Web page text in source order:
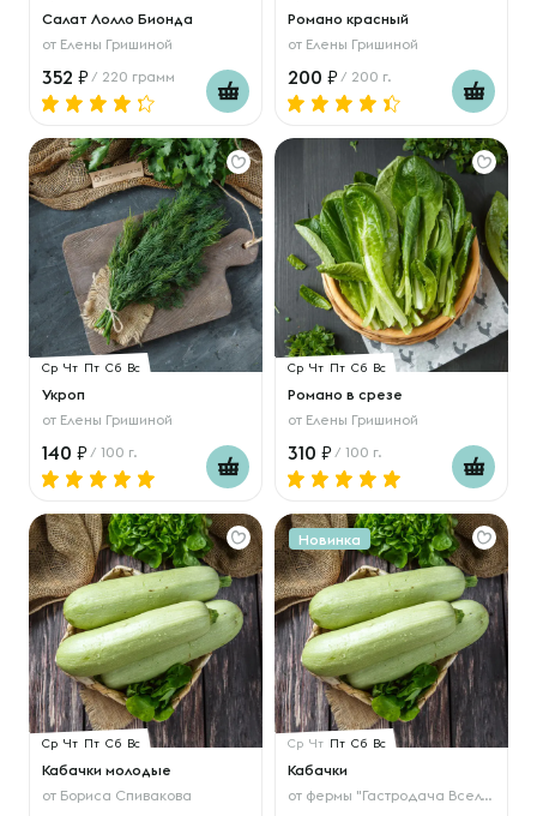
Салат Лолло Бионда
от Елены Гришиной
352 / 220 грамм
Романо красный
от Елены Гришиной
200 / 200 г.
Ср Чт Пт Сб Вс
Укроп
от Елены Гришиной
140 / 100 г.
Ср Чт Пт Сб Вс
Романо в срезе
от Елены Гришиной
310 / 100 г.
Ср Чт Пт Сб Вс
Кабачки молодые
от Бориса Спивакова
Новинка
Ср Чт Пт Сб Вс
Кабачки
от фермы "Гастродача Вселуг"